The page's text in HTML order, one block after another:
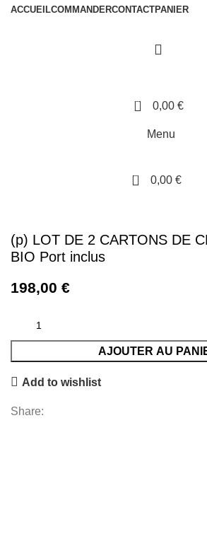
ACCUEILCOMMANDERCONTACTPANIER
0 0,00 €
Menu
0 0,00 €
(p) LOT DE 2 CARTONS DE
BIO Port inclus
198,00 €
AJOUTER AU
Add to wishlist
Share: